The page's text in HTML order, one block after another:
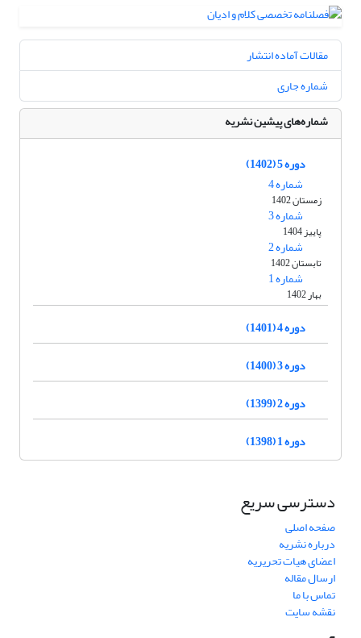
مقالات آماده انتشار
شماره جاری
شماره‌های پیشین نشریه
دوره 5 (1402)
شماره 4
زمستان 1402
شماره 3
پاییز 1404
شماره 2
تابستان 1402
شماره 1
بهار 1402
دوره 4 (1401)
دوره 3 (1400)
دوره 2 (1399)
دوره 1 (1398)
دسترسی سریع
صفحه اصلی
درباره نشریه
اعضای هیات تحریریه
ارسال مقاله
تماس با ما
نقشه سایت